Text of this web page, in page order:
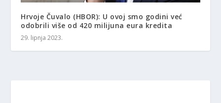
Hrvoje Čuvalo (HBOR): U ovoj smo godini već
odobrili više od 420 milijuna eura kredita
29. lipnja 2023.